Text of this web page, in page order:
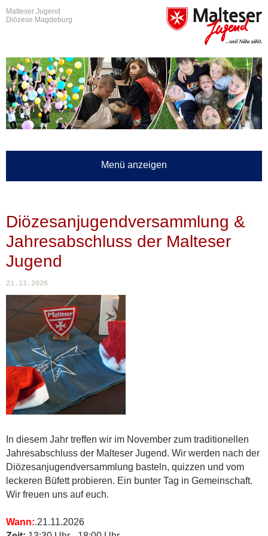
Malteser Jugend
Diözese Magdeburg
Menü anzeigen
Diözesanjugendversammlung &
Jahresabschluss der Malteser
Jugend
21.11.2026
In diesem Jahr treffen wir im November zum traditionellen
Jahresabschluss der Malteser Jugend. Wir werden nach der
Diözesanjugendversammlung basteln, quizzen und vom
leckeren Büfett probieren. Ein bunter Tag in Gemeinschaft.
Wir freuen uns auf euch.
Wann:.21.11.2026